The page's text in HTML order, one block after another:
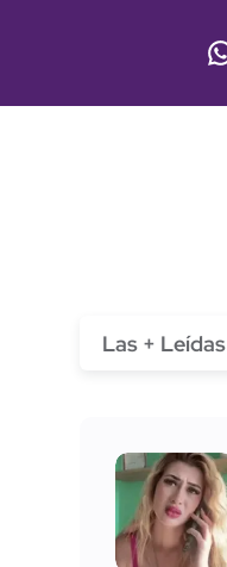
Las + Leídas